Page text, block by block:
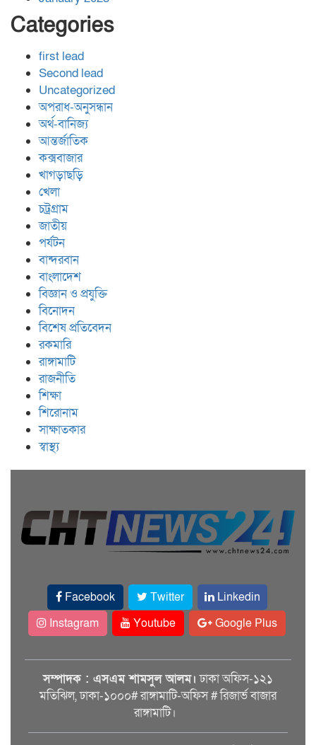
Categories
first lead
Second lead
Uncategorized
অপরাধ-অনুসন্ধান
অর্থ-বানিজ্য
আন্তর্জাতিক
কক্সবাজার
খাগড়াছড়ি
খেলা
চট্রগ্রাম
জাতীয়
পর্যটন
বান্দরবান
বাংলাদেশ
বিজ্ঞান ও প্রযুক্তি
বিনোদন
বিশেষ প্রতিবেদন
রকমারি
রাঙ্গামাটি
রাজনীতি
শিক্ষা
শিরোনাম
সাক্ষাতকার
স্বাস্থ্য
Facebook Twitter
Linkedin
Instagram
Youtube Google Plus
সম্পাদক : এসএম শামসুল আলম। ঢাকা অফিস-১২১
মতিঝিল, ঢাকা-১০০০# রাঙ্গামাটি-অফিস # রিজার্ভ বাজার
রাঙ্গামাটি।